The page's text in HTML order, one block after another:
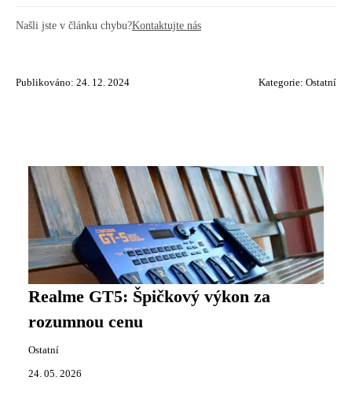
Našli jste v článku chybu?Kontaktujte nás
Publikováno: 24. 12. 2024 Kategorie: Ostatní
Realme GT5: Špičkový výkon za
rozumnou cenu
Ostatní
24. 05. 2026